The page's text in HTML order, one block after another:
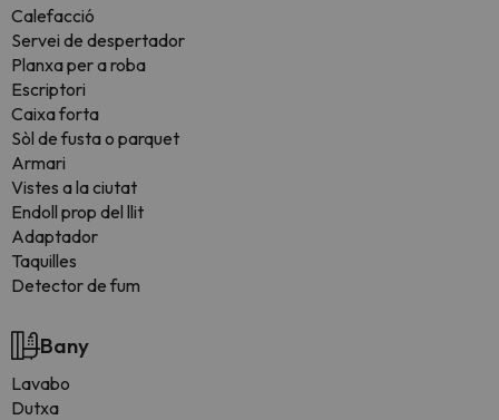
Calefacció
Servei de despertador
Planxa per a roba
Escriptori
Caixa forta
Sòl de fusta o parquet
Armari
Vistes a la ciutat
Endoll prop del llit
Adaptador
Taquilles
Detector de fum
Bany
Lavabo
Dutxa